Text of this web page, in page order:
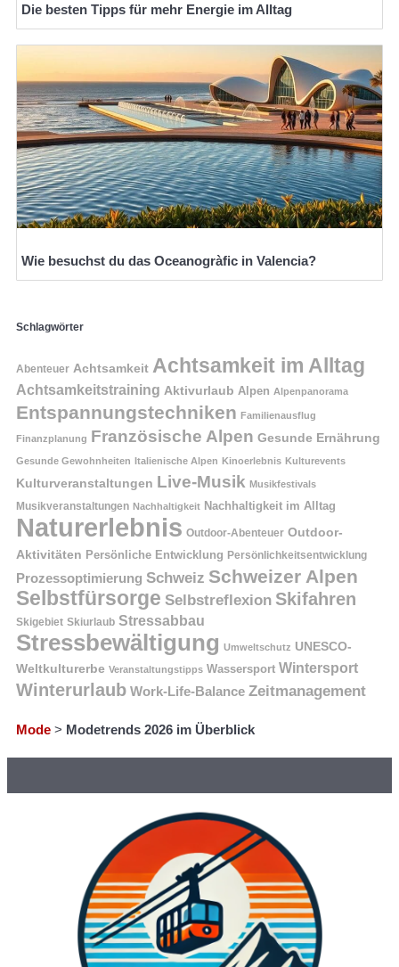
Die besten Tipps für mehr Energie im Alltag
Wie besuchst du das Oceanogràfic in Valencia?
Schlagwörter
Abenteuer Achtsamkeit Achtsamkeit im Alltag
Achtsamkeitstraining Aktivurlaub Alpen Alpenpanorama
Entspannungstechniken Familienausflug
Finanzplanung Französische Alpen Gesunde Ernährung
Gesunde Gewohnheiten Italienische Alpen Kinoerlebnis Kulturevents
Kulturveranstaltungen Live-Musik Musikfestivals
Musikveranstaltungen Nachhaltigkeit Nachhaltigkeit im Alltag
Naturerlebnis Outdoor-Abenteuer Outdoor-
Aktivitäten Persönliche Entwicklung Persönlichkeitsentwicklung
Prozessoptimierung Schweiz Schweizer Alpen
Selbstfürsorge Selbstreflexion Skifahren
Skigebiet Skiurlaub Stressabbau
Stressbewältigung Umweltschutz UNESCO-
Weltkulturerbe Veranstaltungstipps Wassersport Wintersport
Winterurlaub Work-Life-Balance Zeitmanagement
Mode > Modetrends 2026 im Überblick